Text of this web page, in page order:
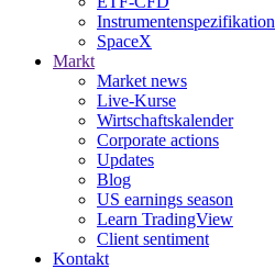
Instrumentenspezifikation
SpaceX
Markt
Market news
Live-Kurse
Wirtschaftskalender
Corporate actions
Updates
Blog
US earnings season
Learn TradingView
Client sentiment
Kontakt